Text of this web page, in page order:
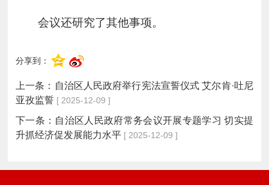
会议还研究了其他事项。
分享到：
上一条： 自治区人民政府举行宪法宣誓仪式 艾尔肯·吐尼
亚孜监誓 [ 2025-12-09 ]
下一条： 自治区人民政府常务会议开展专题学习 切实提
升抓经济促发展能力水平 [ 2025-12-09 ]